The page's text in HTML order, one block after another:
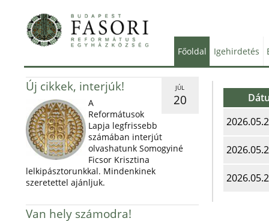
Főoldal Igehirdetés
JÚL
20
Új cikkek, interjúk!
A
Reformátusok
Lapja legfrissebb
számában interjút
olvashatunk Somogyiné
Ficsor Krisztina
lelkipásztorunkkal. Mindenkinek
szeretettel ajánljuk.
Van hely számodra!